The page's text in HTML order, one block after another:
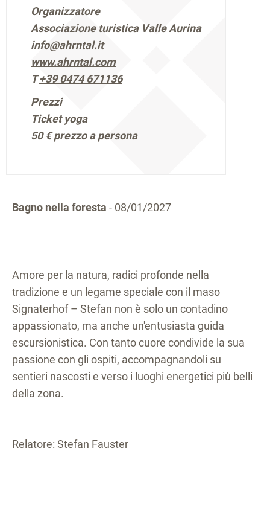
Bagno nella foresta - 08/01/2027
Amore per la natura, radici profonde nella
tradizione e un legame speciale con il maso
Signaterhof – Stefan non è solo un contadino
appassionato, ma anche un'entusiasta guida
escursionistica. Con tanto cuore condivide la sua
passione con gli ospiti, accompagnandoli su
sentieri nascosti e verso i luoghi energetici più belli
della zona.
Relatore: Stefan Fauster
Organizzatore
Associazione turistica Valle Aurina
info@ahrntal.it
www.ahrntal.com
T+39 0474 671136
Prezzi
Ticket yoga
50 €prezzo a persona